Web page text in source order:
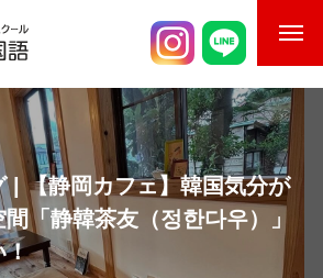
| 【静岡カフェ】韓国気分が
「静韓茶友（정한다우）」
！